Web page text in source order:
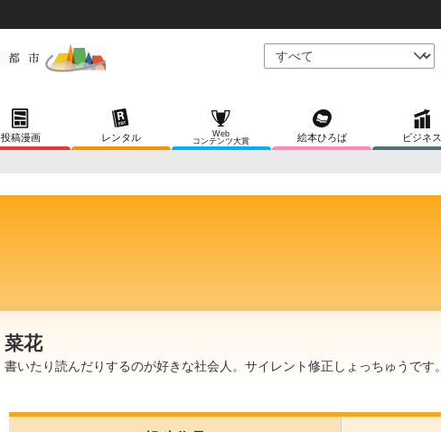
投稿漫画 レンタル
Web
コンテンツ大賞
絵本ひろば ビジネス
菜花
書いたり読んだりするのが好きな社会人。サイレント修正しょっちゅうです。